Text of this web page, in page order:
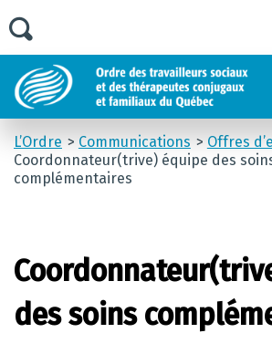
L’Ordre Communications
Offres
Coordonnateur(trive) équipe des
complémentaires
des soins